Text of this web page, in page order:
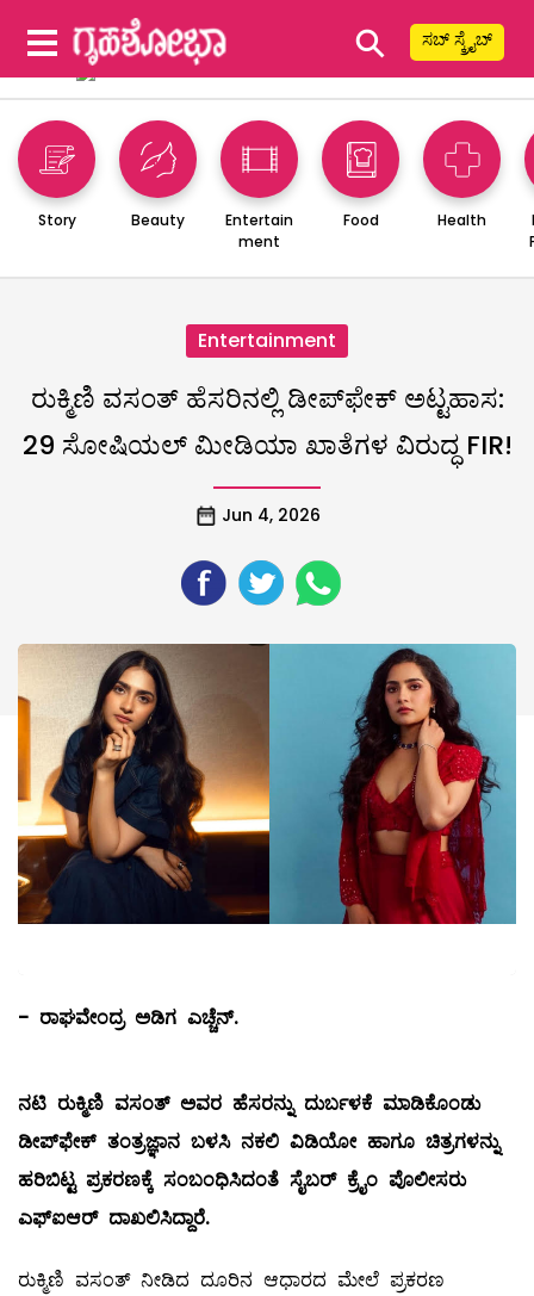
⚲ ಸಬ್ ಸ್ಕ್ರೈಬ್
Story Beauty
Entertain
ment
Food Health
Entertainment
ರುಕ್ಮಿಣಿ ವಸಂತ್ ಹೆಸರಿನಲ್ಲಿ ಡೀಪ್‌ಫೇಕ್ ಅಟ್ಟಹಾಸ:
29 ಸೋಷಿಯಲ್ ಮೀಡಿಯಾ ಖಾತೆಗಳ ವಿರುದ್ಧ FIR!
Jun 4, 2026
- ರಾಘವೇಂದ್ರ ಅಡಿಗ ಎಚ್ಚೆನ್.
ನಟಿ ರುಕ್ಮಿಣಿ ವಸಂತ್ ಅವರ ಹೆಸರನ್ನು ದುರ್ಬಳಕೆ ಮಾಡಿಕೊಂಡು
ಡೀಪ್‌ಫೇಕ್ ತಂತ್ರಜ್ಞಾನ ಬಳಸಿ ನಕಲಿ ವಿಡಿಯೋ ಹಾಗೂ ಚಿತ್ರಗಳನ್ನು
ಹರಿಬಿಟ್ಟ ಪ್ರಕರಣಕ್ಕೆ ಸಂಬಂಧಿಸಿದಂತೆ ಸೈಬರ್ ಕ್ರೈಂ ಪೊಲೀಸರು
ಎಫ್‌ಐಆರ್ ದಾಖಲಿಸಿದ್ದಾರೆ.
ರುಕ್ಮಿಣಿ ವಸಂತ್ ನೀಡಿದ ದೂರಿನ ಆಧಾರದ ಮೇಲೆ ಪ್ರಕರಣ